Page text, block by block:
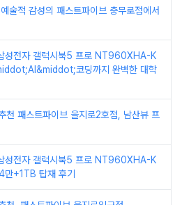
술적 감성의 패스트파이브 충무로점에서
성전자 갤럭시북5 프로 NT960XHA-K
코딩까지 완벽한 대학
천 패스트파이브 을지로2호점, 남산뷰 프
성전자 갤럭시북5 프로 NT960XHA-K
+1TB 탑재 후기